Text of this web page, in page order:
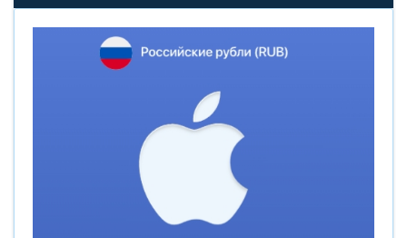
«НОВИКОМБАНК»
«ВНЕШПРОМБАНК»